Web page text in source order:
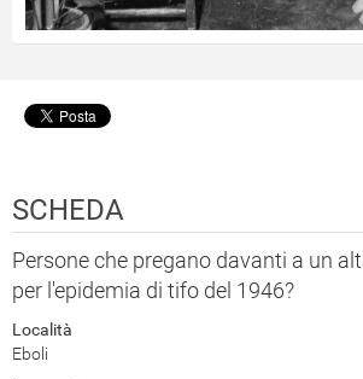
SCHEDA
Persone che pregano davanti a un
per l'epidemia di tifo del 1946?
Località
Eboli